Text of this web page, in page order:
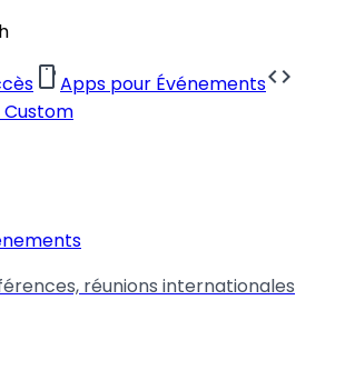
smartphoneApps pour Événementscode
réunions internationales